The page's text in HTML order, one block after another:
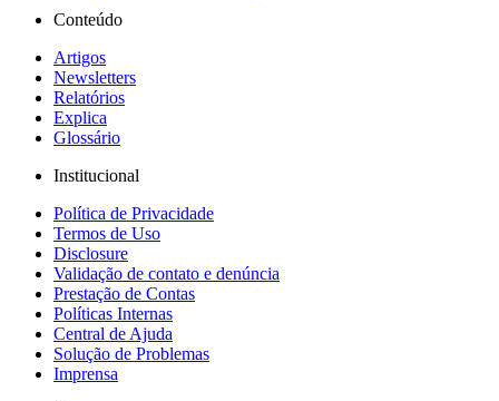
Conteúdo
Artigos
Newsletters
Relatórios
Explica
Glossário
Institucional
Política de Privacidade
Termos de Uso
Disclosure
Validação de contato e denúncia
Prestação de Contas
Políticas Internas
Central de Ajuda
Solução de Problemas
Imprensa